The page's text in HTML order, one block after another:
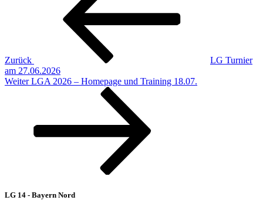
Zurück
LG Turnier
am 27.06.2026
Nächster
Weiter LGA 2026 – Homepage und Training 18.07.
LG 14 - Bayern Nord